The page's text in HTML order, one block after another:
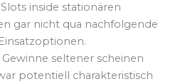
inside stationären
gar nicht qua nachfolgende
seltener scheinen
potentiell charakteristisch